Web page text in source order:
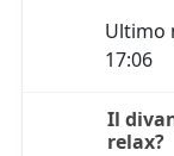
Ultimo
17:06
Il
relax?